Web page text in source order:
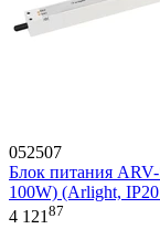
052507
Блок питания
100W) (Arlight,
4 12187